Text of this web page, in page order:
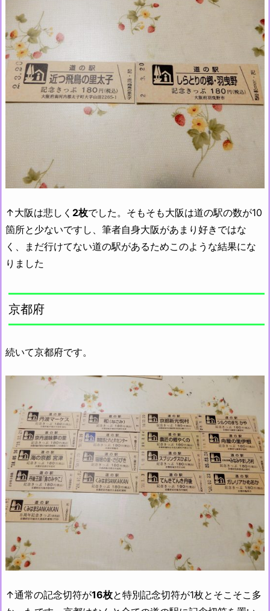
↑大阪は悲しく 2枚でした。そもそも大阪は道の駅の数が10
箇所と少ないですし、筆者自身大阪があまり好きではな
く、まだ行けてない道の駅があるためこのような結果にな
りました
京都府
続いて京都府です。
↑通常の記念切符が16枚と特別記念切符が1枚とそこそこ多